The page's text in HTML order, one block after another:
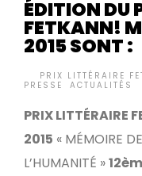
ÉDITION DU
FETKANN!
2015 SONT :
PRIX LITTÉRAIRE
PRESSE
ACTUALITÉS
PRIX LITTÉRAIRE
2015 « MÉMOIRE
L’HUMANITÉ »